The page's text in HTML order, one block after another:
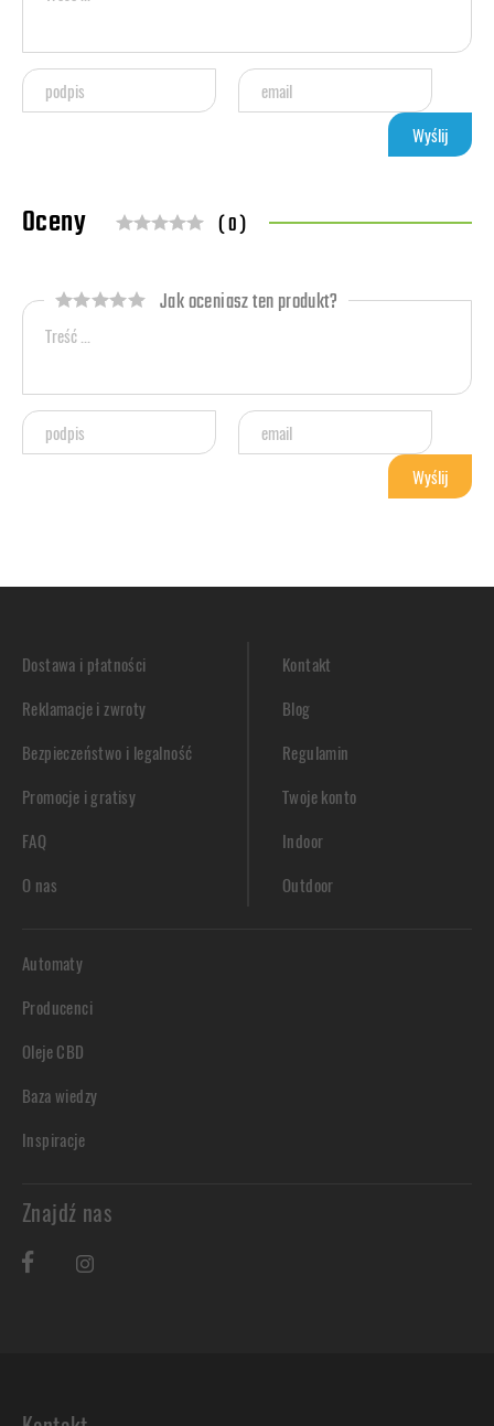
Oceny ( 0 )
Jak oceniasz ten produkt?
Dostawa i płatności
Reklamacje i zwroty
Bezpieczeństwo i legalność
Promocje i gratisy
FAQ
O nas
Kontakt
Blog
Regulamin
Twoje konto
Indoor
Outdoor
Automaty
Producenci
Oleje CBD
Baza wiedzy
Inspiracje
Znajdź nas